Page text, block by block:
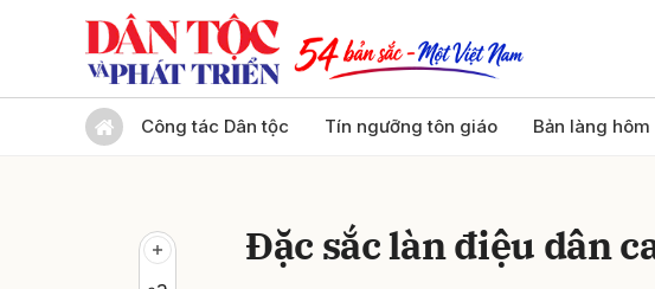
Công tác Dân tộc Tín ngưỡng tôn giáo Bản làng hôm
Đặc sắc làn điệu dân
Gửi bình luận